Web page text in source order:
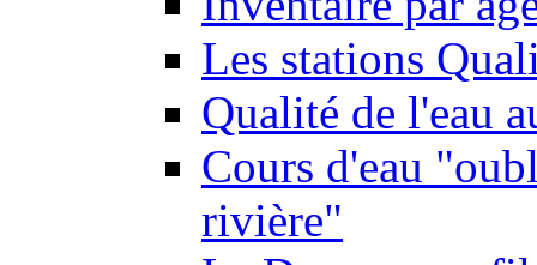
Les stations
Qualité de l'eau
Cours d'eau
rivière"